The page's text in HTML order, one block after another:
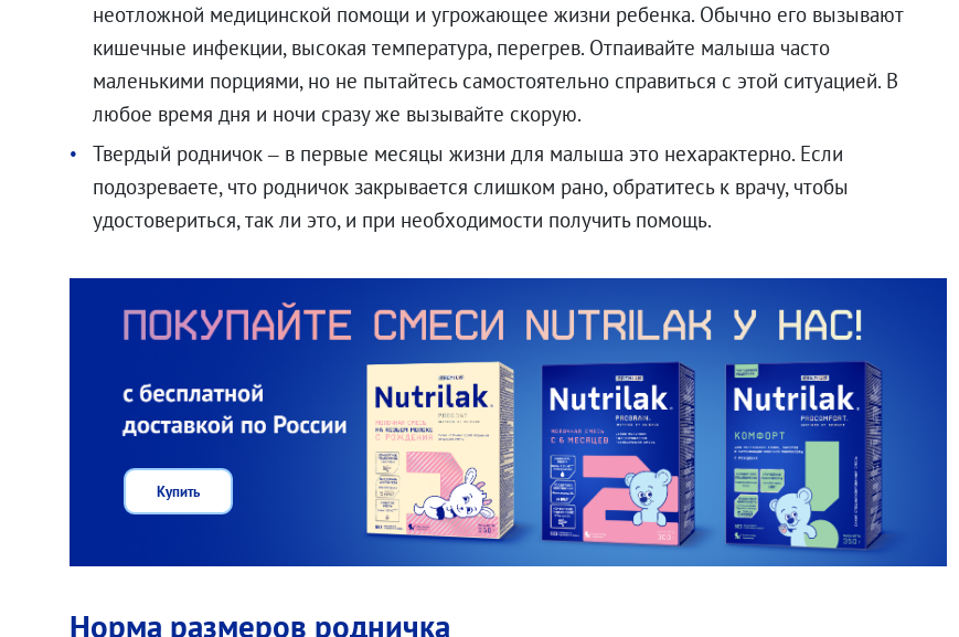
неотложной медицинской помощи и угрожающее жизни ребенка. Обычно его вызывают
кишечные инфекции, высокая температура, перегрев. Отпаивайте малыша часто
маленькими порциями, но не пытайтесь самостоятельно справиться с этой ситуацией. В
любое время дня и ночи сразу же вызывайте скорую.
Твердый родничок – в первые месяцы жизни для малыша это нехарактерно. Если
подозреваете, что родничок закрывается слишком рано, обратитесь к врачу, чтобы
удостовериться, так ли это, и при необходимости получить помощь.
Купить
Норма размеров родничка